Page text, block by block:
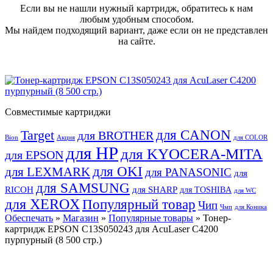
Если вы не нашли нужный картридж, обратитесь к нам
любым удобным способом.
Мы найдем подходящий вариант, даже если он не представлен
на сайте.
Совместимые картриджи
Bion Target Акция для BROTHER для CANON для COLOR
для EPSON для HP для KYOCERA-MITA
для LEXMARK для OKI для PANASONIC для
RICOH для SAMSUNG для SHARP для TOSHIBA для WC
для XEROX Популярный товар Чип Чмп для Коника
Обеспечать » Магазин » Популярные товары » Тонер-
картридж EPSON C13S050243 для AcuLaser C4200
пурпурный (8 500 стр.)